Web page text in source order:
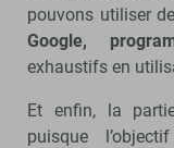
pouvons utiliser
Google,
exhaustifs en
Et enfin, la
puisque